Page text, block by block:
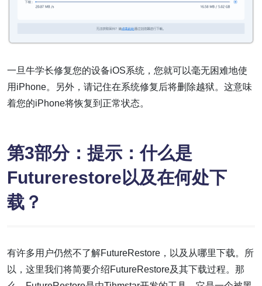
一旦牛学长修复您的设备iOS系统，您就可以毫无困难地使
用iPhone。另外，请记住在系统修复后将删除越狱。这意味
着您的iPhone将恢复到正常状态。
第3部分：提示：什么是
Futurerestore以及在何处下
载？
有许多用户仍然不了解FutureRestore，以及从哪里下载。所
以，这里我们将简要介绍FutureRestore及其下载过程。那